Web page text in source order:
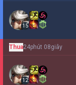
15
Thua24phút 08giây
12